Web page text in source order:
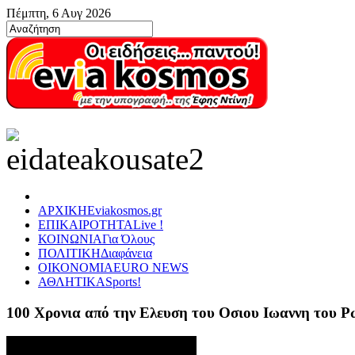
Πέμπτη, 6 Αυγ 2026
ΑΡΧΙΚΗEviakosmos.gr
ΕΠΙΚΑΙΡΟΤΗΤΑLive !
ΚΟΙΝΩΝΙΑΓια Όλους
ΠΟΛΙΤΙΚΗΔιαφάνεια
ΟΙΚΟΝΟΜΙΑEURO NEWS
ΑΘΛΗΤΙΚΑSports!
100 Χρονια από την Ελευση του Οσιου Ιωαννη του